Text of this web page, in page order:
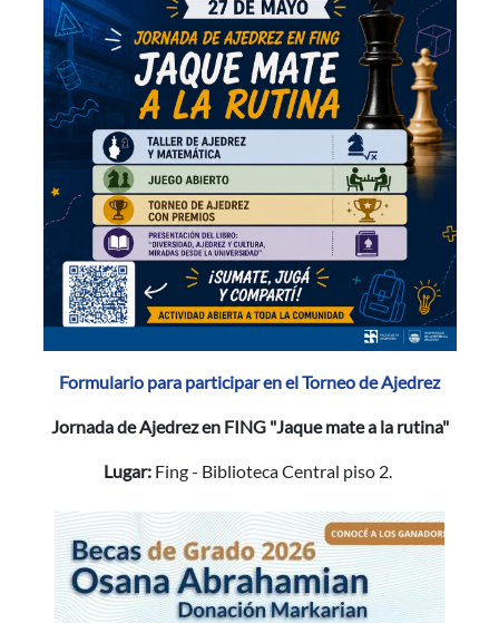
Formulario para participar en el Torneo de Ajedrez
Jornada de Ajedrez en FING "Jaque mate a la rutina"
Lugar: Fing - Biblioteca Central piso 2.